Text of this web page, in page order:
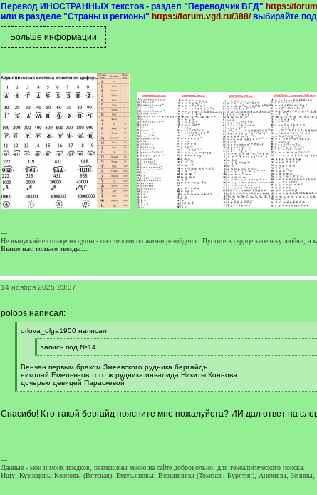
Перевод ИНОСТРАННЫХ текстов - раздел "Переводчик ВГД" https://
или в разделе "Страны и регионы" https://forum.vgd.ru/388/выбирайте
---
Не выпускайте солнце из души - оно теплом по жизни разойдется. Пустите в сердце капельку любви, а
Выше нас только звезды...
14 ноября 2025 23:37
polops написал:
[orlova_olga1950 написал:
[
q
запись под №14
[
q
]
Венчан первым браком Змеевского рудника бергайдъ
николай Емельянов того ж рудника инвалида Никиты Коннова
дочерью девицей Параскевой
[
]
Спасибо! Кто такой бергайд поясните мне пожалуйста? ИИ дал ответ на
---
Данные - мои и моих предков, размещены мною на сайте добровольно, для генеалогического поиска.
Ищу: Кузнецовы,Козловы (Вятская), Емельяновы, Вершинины (Томская, Бурятия), Анохины, Зенины,